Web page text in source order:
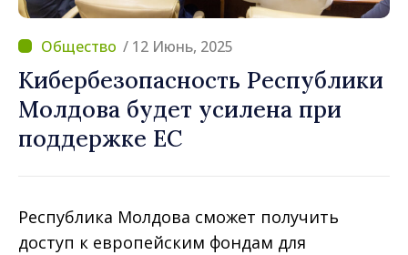
/ 12 Июнь, 2025
Кибербезопасность Республики
Молдова будет усилена при
поддержке ЕС
Республика Молдова сможет получить
доступ к европейским фондам для